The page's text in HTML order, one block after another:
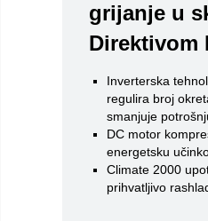
grijanje u
Direktivom
Inverterska
regulira broj
smanjuje
DC motor
energetsku
Climate 2000
prihvatljivo